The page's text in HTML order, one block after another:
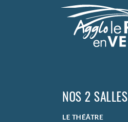
25 février 2027
25 février 2027
NOS 2 SALLES
LE THÉÂTRE